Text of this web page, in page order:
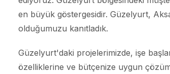
en büyük göstergesidir. Güzelyurt,
olduğumuzu kanıtladık.
Güzelyurt'daki projelerimizde, işe
özelliklerine ve bütçenize uygun